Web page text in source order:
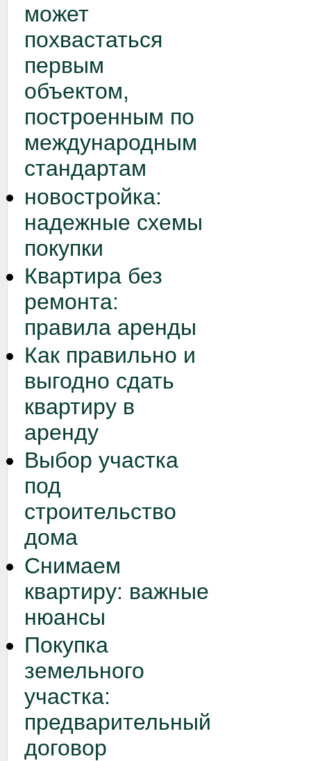
может
похвастаться
первым
объектом,
построенным по
международным
стандартам
новостройка:
надежные схемы
покупки
Квартира без
ремонта:
правила аренды
Как правильно и
выгодно сдать
квартиру в
аренду
Выбор участка
под
строительство
дома
Снимаем
квартиру: важные
нюансы
Покупка
земельного
участка:
предварительный
договор